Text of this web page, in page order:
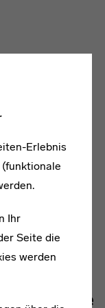
Erlebnis
Ihr
Seite die
werden
Fritz Hesse